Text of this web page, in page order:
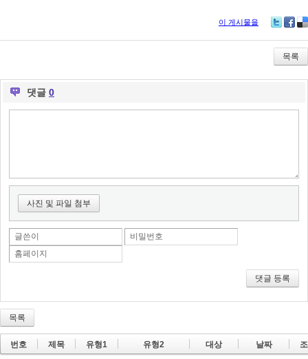
이 게시물을
itte ce
bo
ok
lici
ou
s
목록
댓글 0
사진 및 파일 첨부
글쓴이
비밀번호
홈페이지
댓글 등록
목록
번호 제목 유형1 유형2 대상 날짜